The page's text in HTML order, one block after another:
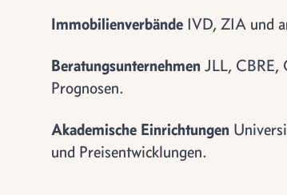
Immobilienverbände IVD, ZIA und
Beratungsunternehmen JLL, CBRE,
Prognosen.
Akademische Einrichtungen
und Preisentwicklungen.